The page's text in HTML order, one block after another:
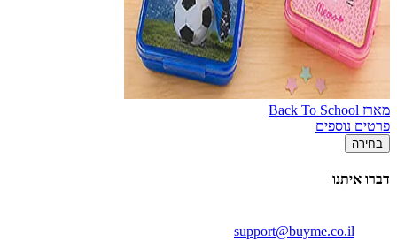
מארז Back To School
פרטים נוספים
בחירה
דברו איתנו
support@buyme.co.il